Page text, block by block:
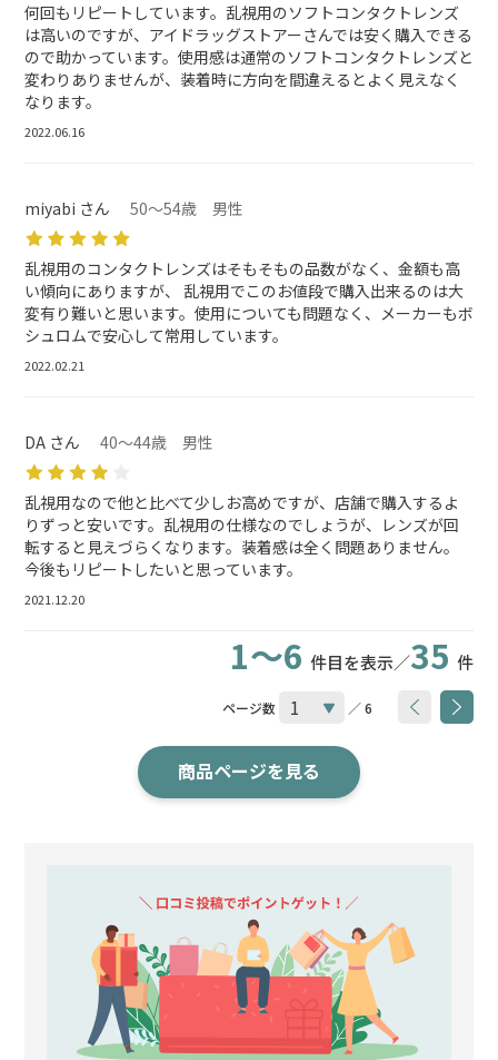
何回もリピートしています。乱視用のソフトコンタクトレンズ
は高いのですが、アイドラッグストアーさんでは安く購入できる
ので助かっています。使用感は通常のソフトコンタクトレンズと
変わりありませんが、装着時に方向を間違えるとよく見えなく
なります。
2022.06.16
miyabi さん 50～54歳 男性
乱視用のコンタクトレンズはそもそもの品数がなく、金額も高
い傾向にありますが、 乱視用でこのお値段で購入出来るのは大
変有り難いと思います。使用についても問題なく、メーカーもボ
シュロムで安心して常用しています。
2022.02.21
DA さん 40～44歳 男性
乱視用なので他と比べて少しお高めですが、店舗で購入するよ
りずっと安いです。乱視用の仕様なのでしょうが、レンズが回
転すると見えづらくなります。装着感は全く問題ありません。
今後もリピートしたいと思っています。
2021.12.20
1～6 件目を表示／35 件
ページ数 ／ 6
商品ページを見る